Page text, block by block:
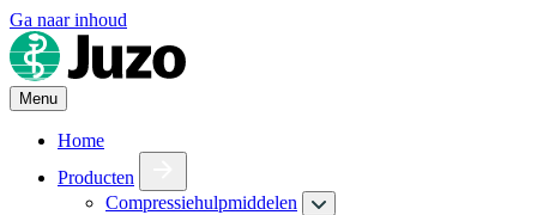
Ga naar inhoud
Menu
Home
Producten
Compressiehulpmiddelen